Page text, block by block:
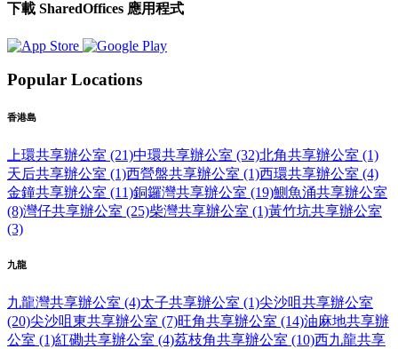
下載 SharedOffices 應用程式
Popular Locations
香港島
上環共享辦公室 (21)中環共享辦公室 (32)北角共享辦公室 (1)
天后共享辦公室 (1)西營盤共享辦公室 (1)西環共享辦公室 (4)
金鐘共享辦公室 (11)銅鑼灣共享辦公室 (19)鰂魚涌共享辦公室
(8)灣仔共享辦公室 (25)柴灣共享辦公室 (1)黃竹坑共享辦公室
(3)
九龍
九龍灣共享辦公室 (4)太子共享辦公室 (1)尖沙咀共享辦公室
(20)尖沙咀東共享辦公室 (7)旺角共享辦公室 (14)油麻地共享辦
公室 (1)紅磡共享辦公室 (4)荔枝角共享辦公室 (10)西九龍共享